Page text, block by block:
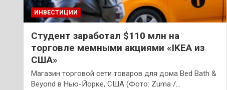
ИНВЕСТИЦИИ
Студент заработал $110 млн на
торговле мемными акциями «IKEA из
США»
Магазин торговой сети товаров для дома Bed Bath &
Beyond в Нью-Йорке, США (Фото: Zuma /…